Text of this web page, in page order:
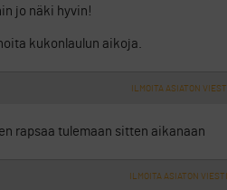
jo näki hyvin!
kukonlaulun aikoja.
ILMOITA ASIATON VIESTI
rapsaa tulemaan sitten aikanaan
ILMOITA ASIATON VIESTI